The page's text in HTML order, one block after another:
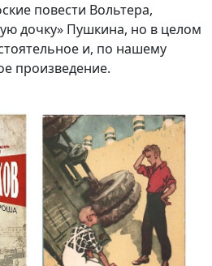
повести Вольтера,
дочку» Пушкина, но в целом
и, по нашему
произведение.